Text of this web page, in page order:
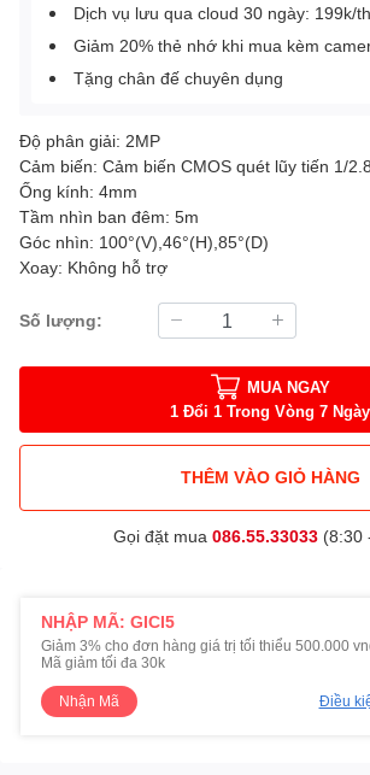
Dịch vụ lưu qua cloud 30 ngày: 199k/
Giảm 20% thẻ nhớ khi mua kèm
Tặng chân đế chuyên dụng
Độ phân giải: 2MP
Cảm biến: Cảm biến CMOS quét lũy tiến 1/
Ống kính: 4mm
Tầm nhìn ban đêm: 5m
Góc nhìn: 100°(V),46°(H),85°(D)
Xoay: Không hỗ trợ
Số lượng:
MUA NGAY
1 Đổi 1 Trong Vòng 7 Ngày
THÊM VÀO GIỎ HÀNG
Gọi đặt mua 086.55.33033(8:30
NHẬP MÃ: GICI5
Giảm 3% cho đơn hàng giá trị tối thiểu 500.000
Mã giảm tối đa 30k
Nhận Mã Điều